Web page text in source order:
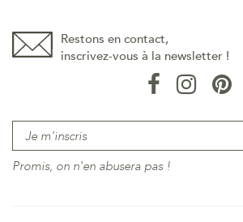
Restons en contact,
inscrivez-vous à la newsletter !
Promis, on n'en abusera pas !